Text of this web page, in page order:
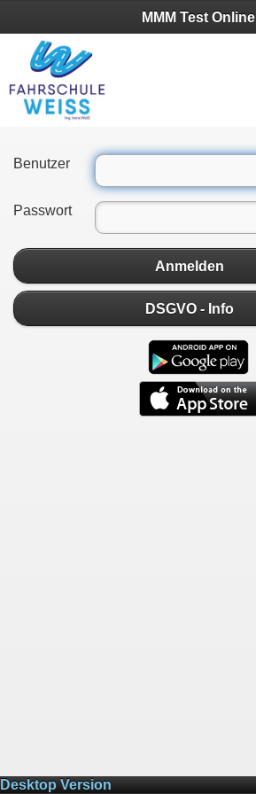
MMM Test Online
Benutzer
Passwort
Anmelden
DSGVO - Info
Desktop Version